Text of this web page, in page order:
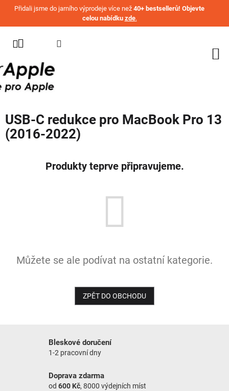
Přejít na obsah
Přidali jsme do jarního výprodeje více než 40+ bestsellerů! Objevte
celou nabídku zde.
IPHONE
MACBOOK
AIRPODS
USB-C redukce pro MacBook Pro 13
(2016-2022)
Produkty teprve připravujeme.
Můžete se ale podívat na ostatní kategorie.
ZPĚT DO OBCHODU
Bleskové doručení
1-2 pracovní dny
Doprava zdarma
od 600 Kč, 8000 výdejních míst